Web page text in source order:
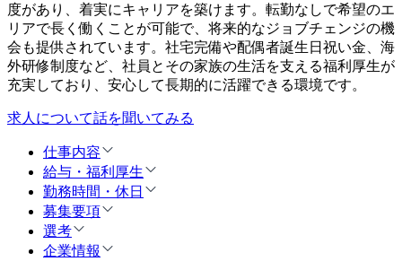
度があり、着実にキャリアを築けます。転勤なしで希望のエ
リアで長く働くことが可能で、将来的なジョブチェンジの機
会も提供されています。社宅完備や配偶者誕生日祝い金、海
外研修制度など、社員とその家族の生活を支える福利厚生が
充実しており、安心して長期的に活躍できる環境です。
求人について話を聞いてみる
仕事内容
給与・福利厚生
勤務時間・休日
募集要項
選考
企業情報